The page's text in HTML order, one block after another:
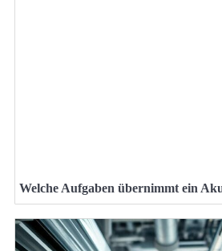
Welche Aufgaben übernimmt ein